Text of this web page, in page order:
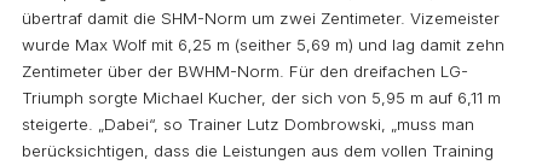
übertraf damit die SHM-Norm um zwei Zentimeter. Vizemeister
wurde Max Wolf mit 6,25 m (seither 5,69 m) und lag damit zehn
Zentimeter über der BWHM-Norm. Für den dreifachen LG-
Triumph sorgte Michael Kucher, der sich von 5,95 m auf 6,11 m
steigerte. „Dabei“, so Trainer Lutz Dombrowski, „muss man
berücksichtigen, dass die Leistungen aus dem vollen Training